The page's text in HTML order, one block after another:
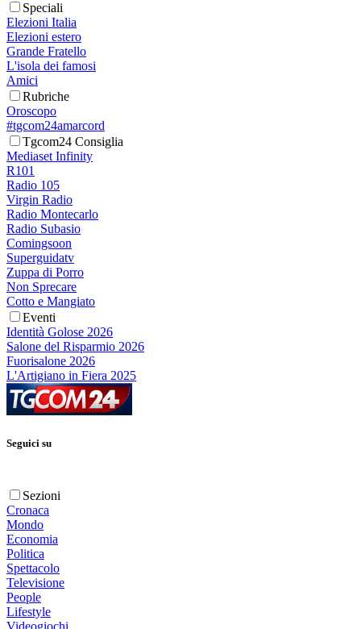
Speciali
Elezioni Italia
Elezioni estero
Grande Fratello
L'isola dei famosi
Amici
Rubriche
Oroscopo
#tgcom24amarcord
Tgcom24 Consiglia
Mediaset Infinity
R101
Radio 105
Virgin Radio
Radio Montecarlo
Radio Subasio
Comingsoon
Superguidatv
Zuppa di Porro
Non Sprecare
Cotto e Mangiato
Eventi
Identità Golose 2026
Salone del Risparmio 2026
Fuorisalone 2026
L'Artigiano in Fiera 2025
Seguici su
Sezioni
Cronaca
Mondo
Economia
Politica
Spettacolo
Televisione
People
Lifestyle
Videogiochi